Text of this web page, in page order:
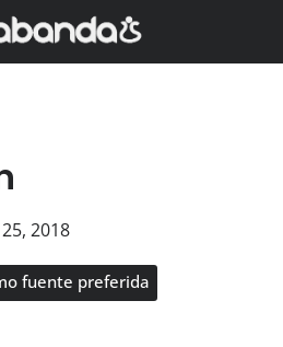
2018
fuente preferida